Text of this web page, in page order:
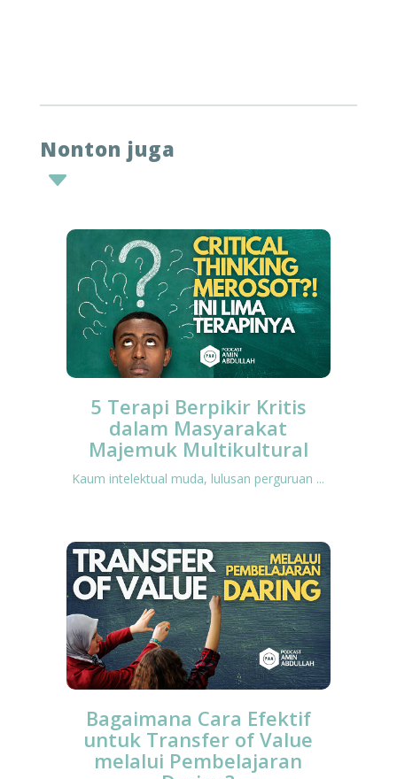
Nonton juga
C
5 Terapi Berpikir Kritis
dalam Masyarakat
Majemuk Multikultural
Kaum intelektual muda, lulusan perguruan ...
Bagaimana Cara Efektif
untuk Transfer of Value
melalui Pembelajaran